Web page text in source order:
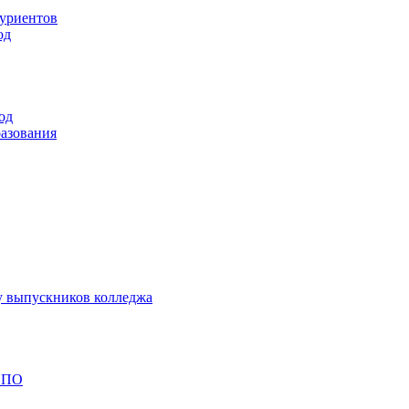
выпускников колледжа